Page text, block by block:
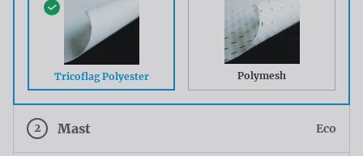
Tricoflag Polyester Polymesh
2 Mast Eco